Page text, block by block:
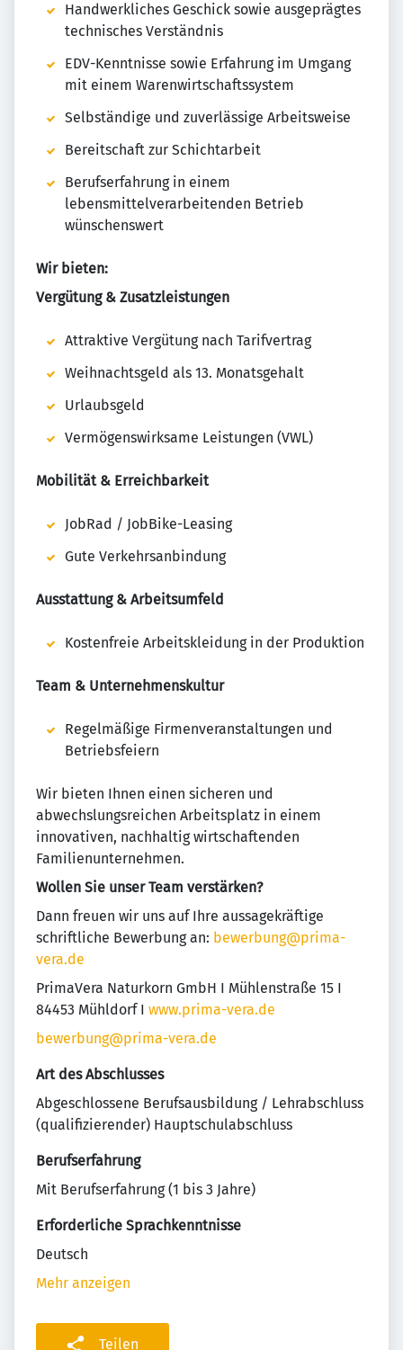
Handwerkliches Geschick sowie ausgeprägtes
technisches Verständnis
EDV-Kenntnisse sowie Erfahrung im Umgang
mit einem Warenwirtschaftssystem
Selbständige und zuverlässige Arbeitsweise
Bereitschaft zur Schichtarbeit
Berufserfahrung in einem
lebensmittelverarbeitenden Betrieb
wünschenswert
Wir bieten:
Vergütung & Zusatzleistungen
Attraktive Vergütung nach Tarifvertrag
Weihnachtsgeld als 13. Monatsgehalt
Urlaubsgeld
Vermögenswirksame Leistungen (VWL)
Mobilität & Erreichbarkeit
JobRad / JobBike-Leasing
Gute Verkehrsanbindung
Ausstattung & Arbeitsumfeld
Kostenfreie Arbeitskleidung in der Produktion
Team & Unternehmenskultur
Regelmäßige Firmenveranstaltungen und
Betriebsfeiern
Wir bieten Ihnen einen sicheren und
abwechslungsreichen Arbeitsplatz in einem
innovativen, nachhaltig wirtschaftenden
Familienunternehmen.
Wollen Sie unser Team verstärken?
Dann freuen wir uns auf Ihre aussagekräftige
schriftliche Bewerbung an: bewerbung@prima-
vera.de
PrimaVera Naturkorn GmbH I Mühlenstraße 15 I
84453 Mühldorf I www.prima-vera.de
bewerbung@prima-vera.de
Art des Abschlusses
Abgeschlossene Berufsausbildung / Lehrabschluss
(qualifizierender) Hauptschulabschluss
Berufserfahrung
Mit Berufserfahrung (1 bis 3 Jahre)
Erforderliche Sprachkenntnisse
Deutsch
Mehr anzeigen
Teilen